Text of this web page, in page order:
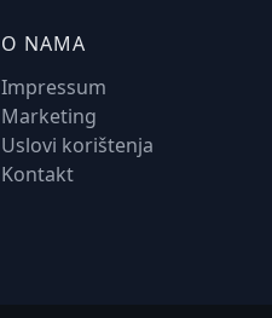
O NAMA
Impressum
Marketing
Uslovi korištenja
Kontakt